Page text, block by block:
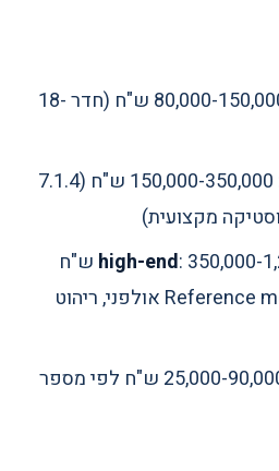
: 80,000-150,000 ש"ח (חדר 18-
: 150,000-350,000 ש"ח (7.1.4
: 350,000-1,200,000 ש"ח
(Reference monitors, calibration אולפני, ריהוט
: 25,000-90,000 ש"ח לפי מספר